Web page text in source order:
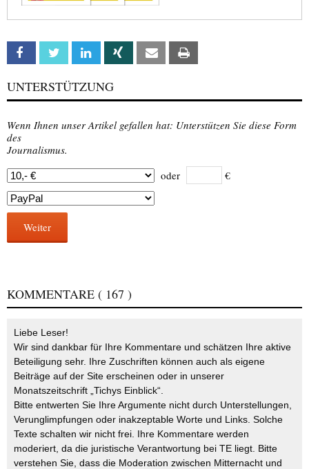
Facebook Twitter Linkedin Xing Email
UNTERSTÜTZUNG
Wenn Ihnen unser Artikel gefallen hat: Unterstützen Sie diese Form
des
Journalismus.
oder
€
Weiter
KOMMENTARE ( 167 )
Liebe Leser!
Wir sind dankbar für Ihre Kommentare und schätzen Ihre aktive
Beteiligung sehr. Ihre Zuschriften können auch als eigene
Beiträge auf der Site erscheinen oder in unserer
Monatszeitschrift „Tichys Einblick“.
Bitte entwerten Sie Ihre Argumente nicht durch Unterstellungen,
Verunglimpfungen oder inakzeptable Worte und Links. Solche
Texte schalten wir nicht frei. Ihre Kommentare werden
moderiert, da die juristische Verantwortung bei TE liegt. Bitte
verstehen Sie, dass die Moderation zwischen Mitternacht und